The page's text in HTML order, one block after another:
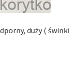
duży ( świnki